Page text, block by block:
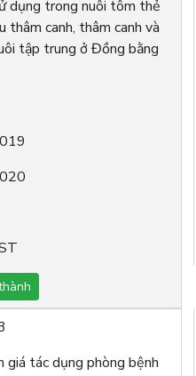
dụng trong nuôi tôm thẻ
thâm canh, thâm canh và
tập trung ở Đồng bằng
giá tác dụng phòng bệnh